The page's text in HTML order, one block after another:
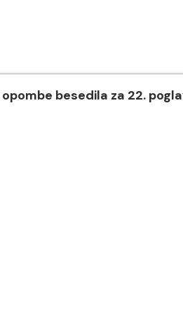
opombe besedila za 22.